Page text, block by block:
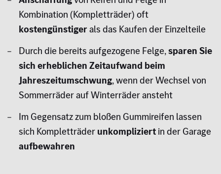
Kombination (Kompletträder) oft
kostengünstigerals das Kaufen der Einzelteile
Durch die bereits aufgezogene Felge,sparen Sie
sich erheblichen Zeitaufwand beim
Jahreszeitumschwung, wenn der Wechsel von
Sommerräder auf Winterräder ansteht
Im Gegensatz zum bloßen Gummireifen lassen
sich Kompletträderunkompliziertin der Garage
aufbewahren